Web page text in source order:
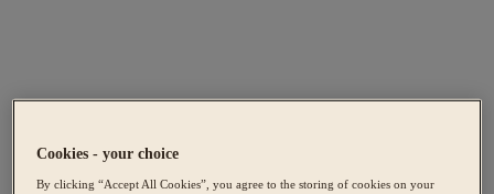
Cookies - your choice
By clicking “Accept All Cookies”, you agree to the storing of cookies on your